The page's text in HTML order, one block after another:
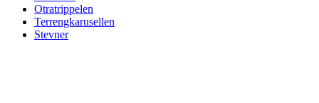
Otratrippelen
Terrengkarusellen
Stevner